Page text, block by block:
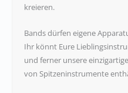
kreieren.
Bands dürfen eigene
Ihr könnt Eure
und ferner unsere
von Spitzeninstrumente